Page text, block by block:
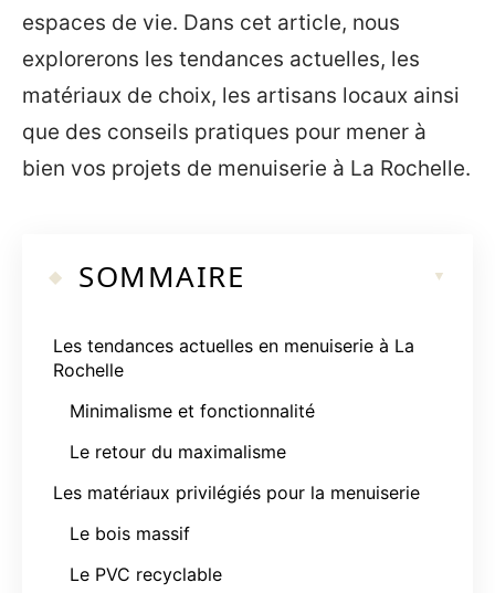
espaces de vie. Dans cet article, nous
explorerons les tendances actuelles, les
matériaux de choix, les artisans locaux ainsi
que des conseils pratiques pour mener à
bien vos projets de menuiserie à La Rochelle.
SOMMAIRE
Les tendances actuelles en menuiserie à La
Rochelle
Minimalisme et fonctionnalité
Le retour du maximalisme
Les matériaux privilégiés pour la menuiserie
Le bois massif
Le PVC recyclable